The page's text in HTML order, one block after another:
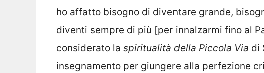
ho affatto bisogno di diventare grande,
diventi sempre di più [per innalzarmi fino al
considerato la spiritualità della Piccola Via di
insegnamento per giungere alla perfezione